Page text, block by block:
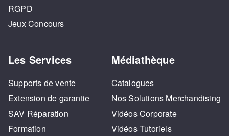
RGPD
Jeux Concours
Les Services
Supports de vente
Extension de garantie
SAV Réparation
Formation
Médiathèque
Catalogues
Nos Solutions Merchandising
Vidéos Corporate
Vidéos Tutoriels